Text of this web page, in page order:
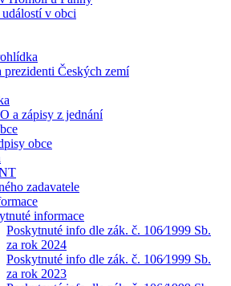
v obci
prezidenti Českých zemí
a zápisy z jednání
obce
zadavatele
informace
Poskytnuté info dle zák. č. 106⁄1999 Sb.
za rok 2024
Poskytnuté info dle zák. č. 106⁄1999 Sb.
za rok 2023